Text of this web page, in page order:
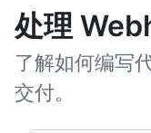
处理
了解如何编写
交付。